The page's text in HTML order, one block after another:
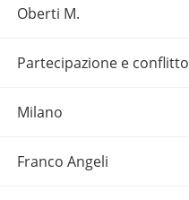
Oberti M.
Partecipazione e conflitto
Milano
Franco Angeli